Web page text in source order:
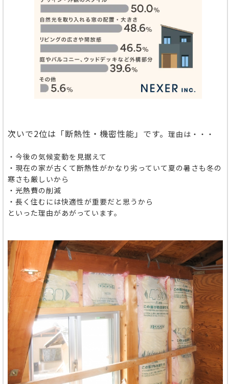
次いで2位は「断熱性・機密性能」です。 理由は・・・
・今後の気候変動を見据えて
・現在の家が古くて断熱性がかなり劣っていて夏の暑さも冬の
寒さも厳しいから
・光熱費の削減
・長く住むには快適性が重要だと思うから
といった理由があがっています。